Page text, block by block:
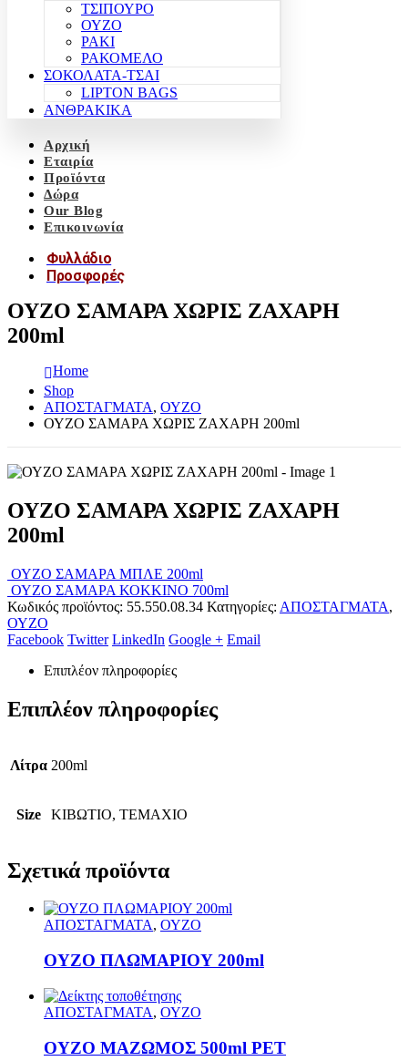
ΤΣΙΠΟΥΡΟ
ΟΥΖΟ
ΡΑΚΙ
ΡΑΚΟΜΕΛΟ
ΣΟΚΟΛΑΤΑ-ΤΣΑΙ
LIPTON BAGS
ΑΝΘΡΑΚΙΚΑ
Αρχική
Εταιρία
Προϊόντα
Δώρα
Our Blog
Επικοινωνία
Φυλλάδιο
Προσφορές
ΟΥΖΟ ΣΑΜΑΡΑ ΧΩΡΙΣ ΖΑΧΑΡΗ
200ml
Home
Shop
ΑΠΟΣΤΑΓΜΑΤΑ, ΟΥΖΟ
ΟΥΖΟ ΣΑΜΑΡΑ ΧΩΡΙΣ ΖΑΧΑΡΗ 200ml
ΟΥΖΟ ΣΑΜΑΡΑ ΧΩΡΙΣ ΖΑΧΑΡΗ
200ml
ΟΥΖΟ ΣΑΜΑΡΑ ΜΠΛΕ 200ml
ΟΥΖΟ ΣΑΜΑΡΑ ΚΟΚΚΙΝΟ 700ml
Κωδικός προϊόντος: 55.550.08.34 Κατηγορίες: ΑΠΟΣΤΑΓΜΑΤΑ,
ΟΥΖΟ
Facebook Twitter LinkedIn Google + Email
Επιπλέον πληροφορίες
Επιπλέον πληροφορίες
Λίτρα 200ml
Size ΚΙΒΩΤΙΟ, ΤΕΜΑΧΙΟ
Σχετικά προϊόντα
ΑΠΟΣΤΑΓΜΑΤΑ, ΟΥΖΟ
ΟΥΖΟ ΠΛΩΜΑΡΙΟΥ 200ml
ΑΠΟΣΤΑΓΜΑΤΑ, ΟΥΖΟ
ΟΥΖΟ ΜΑΖΩΜΟΣ 500ml PET